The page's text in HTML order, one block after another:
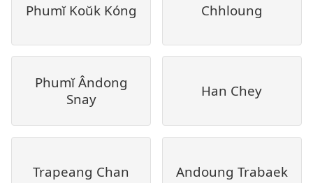
Phumĭ Koŭk Kóng Chhloung
Phumĭ Ândong
Snay
Han Chey
Trapeang Chan Andoung Trabaek